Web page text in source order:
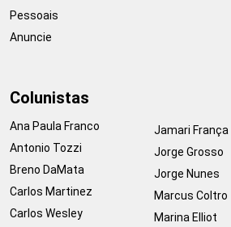
Pessoais
Anuncie
Colunistas
Ana Paula Franco
Antonio Tozzi
Breno DaMata
Carlos Martinez
Carlos Wesley
Jamari França
Jorge Grosso
Jorge Nunes
Marcus Coltro
Marina Elliot